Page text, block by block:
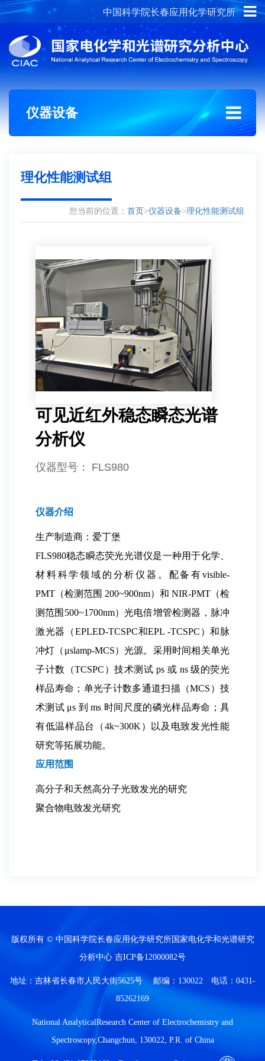
中国科学院长春应用化学研究所
概况介绍 组织架构
仪器设备
理化性能测试组
您当前的位置： 首页>仪器设备>理化性能测试组
可见近红外稳态瞬态光谱
分析仪
仪器型号 ： FLS980
仪器介绍
生产制造商：爱丁堡
FLS980稳态瞬态荧光光谱仪是一种用于化学、
材料科学领域的分析仪器。配备有visible-
PMT（检测范围 200~900nm）和 NIR-PMT（检
测范围500~1700nm）光电倍增管检测器，脉冲
激光器（EPLED-TCSPC和EPL -TCSPC）和脉
冲灯（μslamp-MCS）光源。采用时间相关单光
子计数（TCSPC）技术测试 ps 或 ns 级的荧光
样品寿命；单光子计数多通道扫描（MCS）技
术测试 μs 到 ms 时间尺度的磷光样品寿命；具
有低温样品台（4k~300K）以及电致发光性能
研究等拓展功能。
应用范围
高分子和天然高分子光致发光的研究
聚合物电致发光研究
版权所有 © 中国科学院长春应用化学研究所国家电化学和光谱研究
分析中心 吉ICP备12000082号
地址：吉林省长春市人民大街5625号 邮编：130022 电话：0431-
85262169
National AnalyticalResearch Center of Electrochemistry and
Spectroscopy,Changchun, 130022, P.R. of China